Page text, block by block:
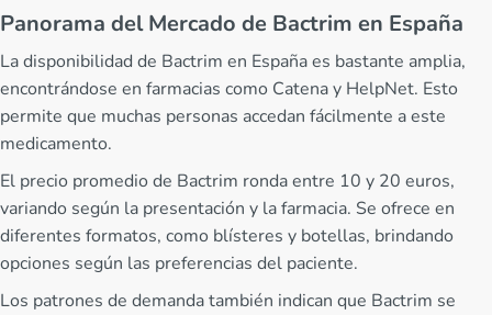
Panorama del Mercado de Bactrim en España
La disponibilidad de Bactrim en España es bastante amplia,
encontrándose en farmacias como Catena y HelpNet. Esto
permite que muchas personas accedan fácilmente a este
medicamento.
El precio promedio de Bactrim ronda entre 10 y 20 euros,
variando según la presentación y la farmacia. Se ofrece en
diferentes formatos, como blísteres y botellas, brindando
opciones según las preferencias del paciente.
Los patrones de demanda también indican que Bactrim se